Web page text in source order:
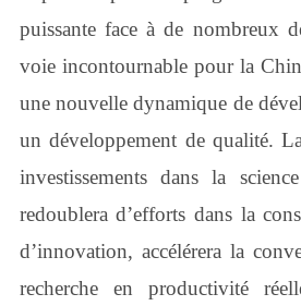
puissante face à de nombreux
voie incontournable pour la
une nouvelle dynamique de
un développement de qualité.
investissements dans la
redoublera d’efforts dans la
d’innovation, accélérera la
recherche en productivité